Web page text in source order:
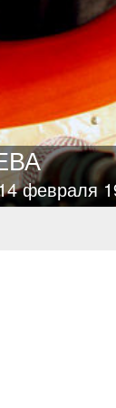
февраля